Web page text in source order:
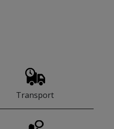
Transport